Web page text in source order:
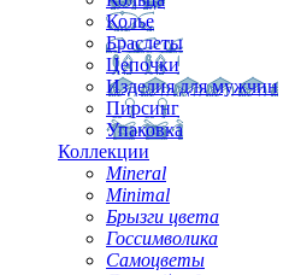
Колье
Браслеты
Цепочки
Изделия для мужчин
Пирсинг
Упаковка
Коллекции
Mineral
Minimal
Брызги цвета
Госсимволика
Самоцветы